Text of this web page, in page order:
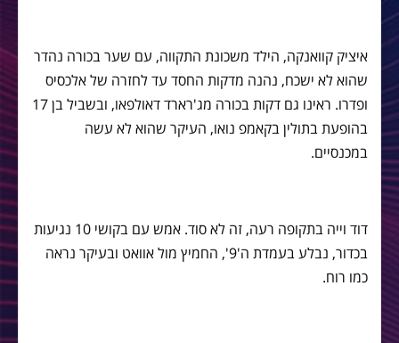
איציק קוואנקה, הילד משכונת התקווה, עם שער בכורה נהדר
שהוא לא ישכח, נהנה מדקות החסד עד לחזרה של אלכסיס
ופדרו. ראינו גם דקות בכורה מג'רארד דאולפאו, ובשביל בן 17
בהופעת בתולין בקאמפ נואו, העיקר שהוא לא עשה
במכנסיים.
דוד וייה בתקופה רעה, זה לא סוד. אמש עם בקושי 10 נגיעות
בכדור, נבלע בעמדת ה'9', החמיץ מול אוואט ובעיקר נראה
כמו רוח.